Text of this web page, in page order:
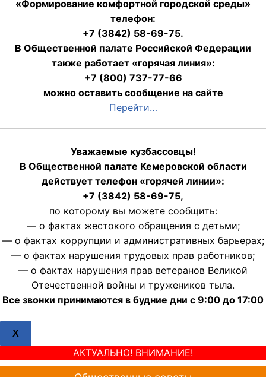
«Формирование комфортной городской среды»
телефон:
+7 (3842) 58-69-75.
В Общественной палате Российской Федерации
также работает «горячая линия»:
+7 (800) 737-77-66
можно оставить сообщение на сайте
Перейти…
Уважаемые кузбассовцы!
В Общественной палате Кемеровской области
действует телефон «горячей линии»:
+7 (3842) 58-69-75,
по которому вы можете сообщить:
— о фактах жестокого обращения с детьми;
— о фактах коррупции и административных барьерах;
— о фактах нарушения трудовых прав работников;
— о фактах нарушения прав ветеранов Великой
Отечественной войны и тружеников тыла.
Все звонки принимаются в будние дни с 9:00 до 17:00
X
АКТУАЛЬНО! ВНИМАНИЕ!